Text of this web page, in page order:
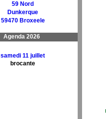
59 Nord
Dunkerque
59470 Broxeele
Agenda 2026
samedi 11 juillet
brocante